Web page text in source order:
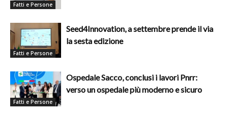
Fatti e Persone
Fatti e Persone
Seed4Innovation, a settembre prende il via
la sesta edizione
Fatti e Persone
Ospedale Sacco, conclusi i lavori Pnrr:
verso un ospedale più moderno e sicuro